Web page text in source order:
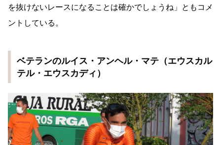
を抜けないレースになることは確かでしょうね」ともコメ
ントしている。
ベテランのルイス・アンヘル・マテ（エウスカル
テル・エウスカディ）